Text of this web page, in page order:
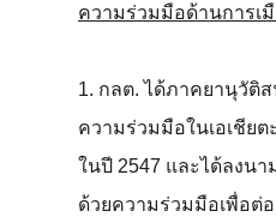
ความร่วมมือด้านการเ
1. กลต. ได้ภาคยานุวัติ
ความร่วมมือในเอเชียต
ในปี 2547 และได้ลงน
ด้วยความร่วมมือเพื่อต่